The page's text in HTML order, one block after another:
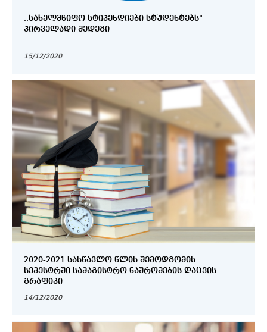
,,ᲡᲐᲮᲔᲚᲛᲬᲘᲤᲝ ᲡᲢᲘᲞᲔᲜᲓᲘᲔᲑᲘ ᲡᲢᲣᲓᲔᲜᲢᲔᲑᲡ"
ᲞᲘᲠᲕᲔᲚᲐᲓᲘ ᲨᲔᲓᲔᲒᲘ
15/12/2020
2020-2021 ᲡᲐᲡᲬᲐᲕᲚᲝ ᲬᲚᲘᲡ ᲨᲔᲛᲝᲓᲒᲝᲛᲘᲡ
ᲡᲔᲛᲔᲡᲢᲠᲨᲘ ᲡᲐᲛᲐᲒᲘᲡᲢᲠᲝ ᲜᲐᲨᲠᲝᲛᲔᲑᲘᲡ ᲓᲐᲪᲕᲘᲡ
ᲒᲠᲐᲤᲘᲙᲘ
14/12/2020